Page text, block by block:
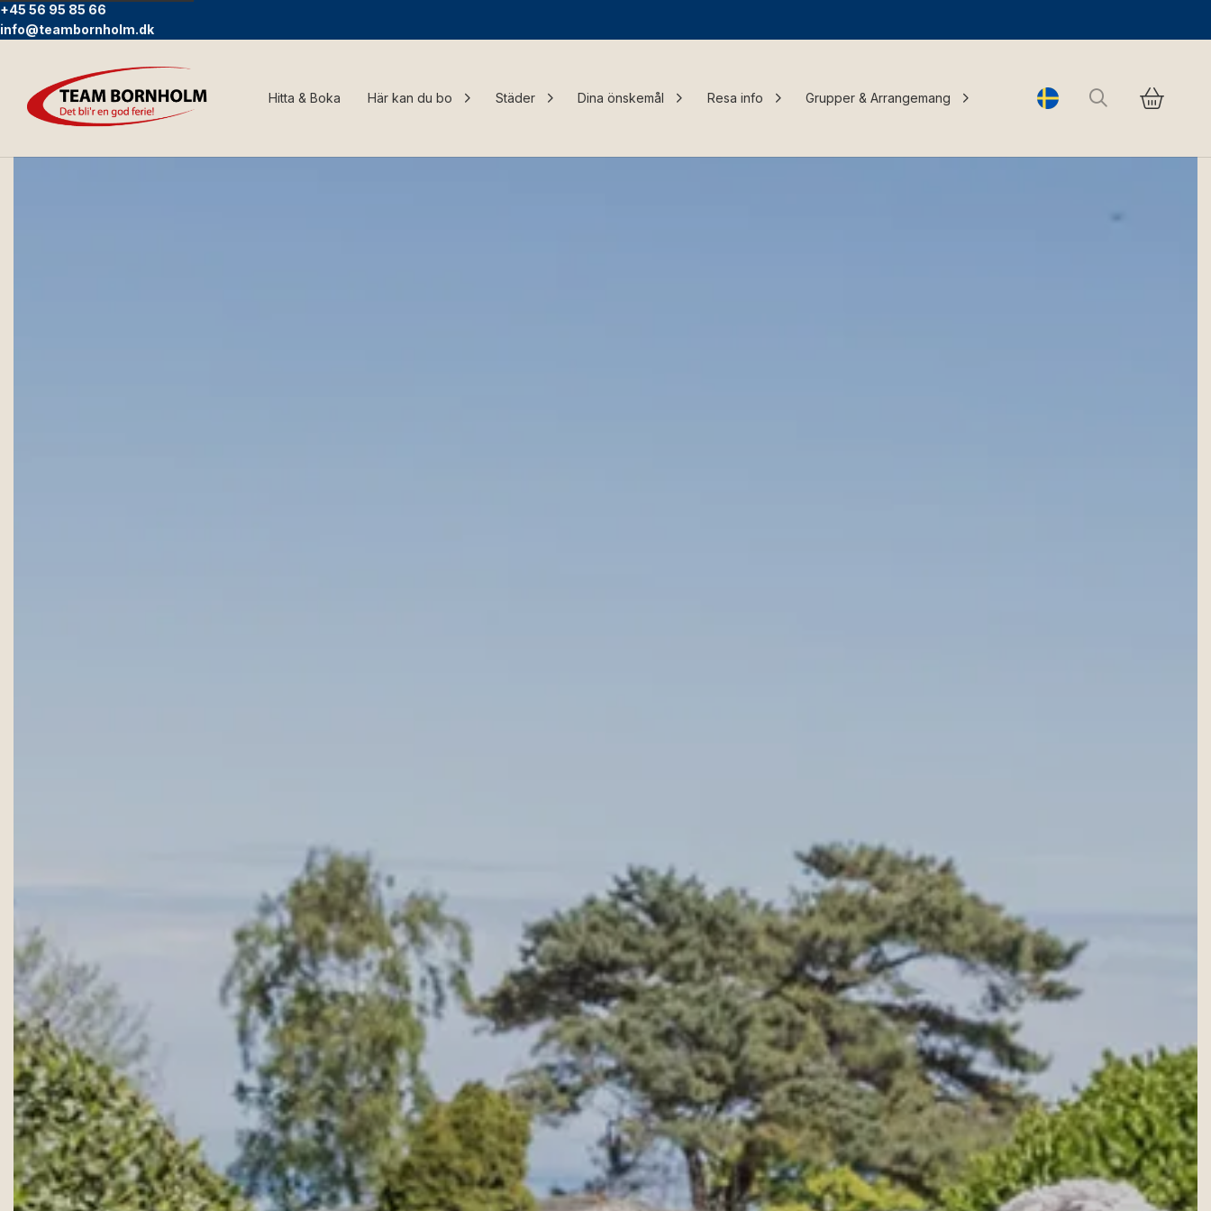
+45 56 95 85 66
info@teambornholm.dk
Hitta & Boka Här kan du bo Städer Dina önskemål Resa info Grupper & Arrangemang Change language
Sök